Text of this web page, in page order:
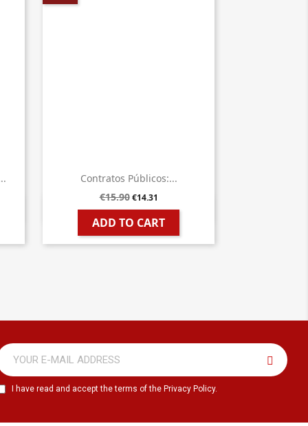
Contratos Públicos:...
€15.90 €14.31
ADD TO CART
 Quick view
I have read and accept the terms of the Privacy Policy.